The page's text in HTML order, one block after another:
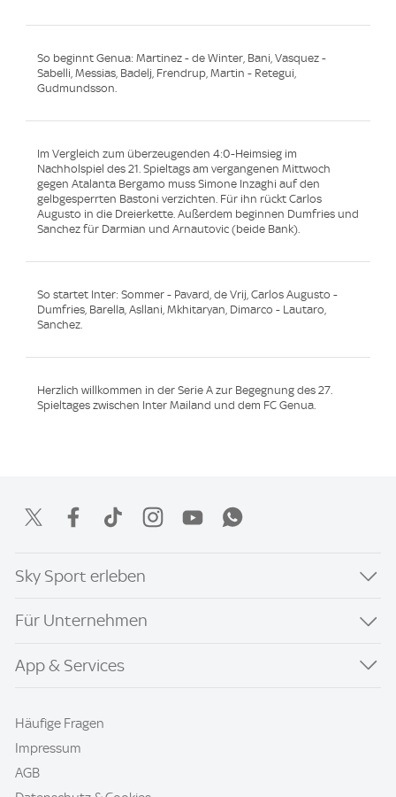
So beginnt Genua: Martinez - de Winter, Bani, Vasquez -
Sabelli, Messias, Badelj, Frendrup, Martin - Retegui,
Gudmundsson.
Im Vergleich zum überzeugenden 4:0-Heimsieg im
Nachholspiel des 21. Spieltags am vergangenen Mittwoch
gegen Atalanta Bergamo muss Simone Inzaghi auf den
gelbgesperrten Bastoni verzichten. Für ihn rückt Carlos
Augusto in die Dreierkette. Außerdem beginnen Dumfries und
Sanchez für Darmian und Arnautovic (beide Bank).
So startet Inter: Sommer - Pavard, de Vrij, Carlos Augusto -
Dumfries, Barella, Asllani, Mkhitaryan, Dimarco - Lautaro,
Sanchez.
Herzlich willkommen in der Serie A zur Begegnung des 27.
Spieltages zwischen Inter Mailand und dem FC Genua.
Sky Sport erleben
Für Unternehmen
App & Services
Häufige Fragen
Impressum
AGB